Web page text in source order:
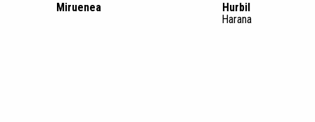
Miruenea
Hurbil
Harana